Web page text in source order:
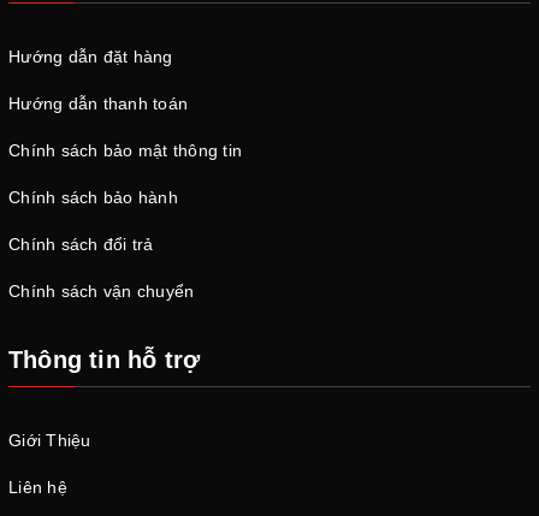
Hướng dẫn đặt hàng
Hướng dẫn thanh toán
Chính sách bảo mật thông tin
Chính sách bảo hành
Chính sách đổi trả
Chính sách vận chuyển
Thông tin hỗ trợ
Giới Thiệu
Liên hệ